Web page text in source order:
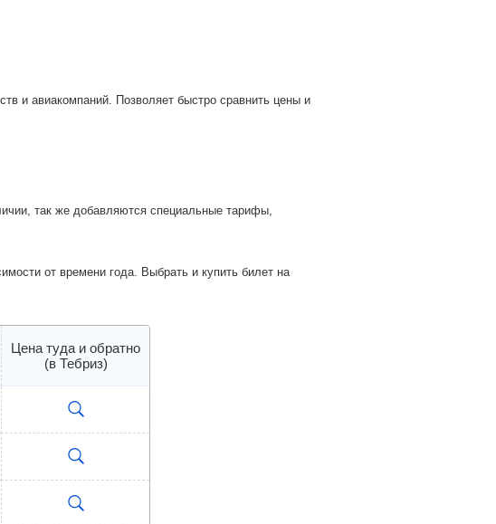
и авиакомпаний. Позволяет быстро сравнить цены и
от времени года. Выбрать и купить билет на
Цена туда и обратно
(в Тебриз)